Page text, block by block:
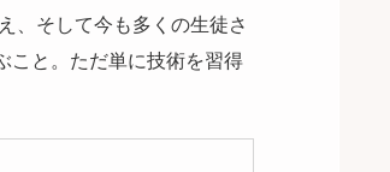
、そして今も多くの生徒さ
こと。ただ単に技術を習得